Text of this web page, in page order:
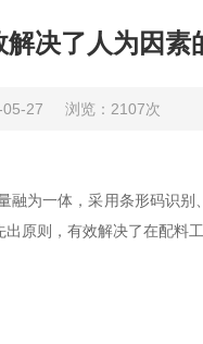
解决了人为因素
05-27 浏览：2107次
一体，采用条形码识别
原则，有效解决了在配料